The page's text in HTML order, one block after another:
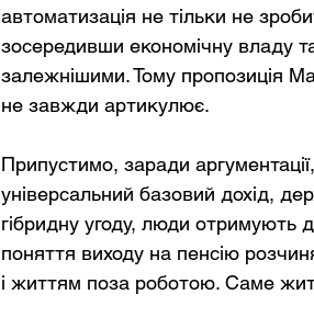
автоматизація не тільки не
зосередивши економічну владу
залежнішими. Тому пропозиція
не завжди артикулює.
Припустимо, заради
універсальний базовий дохід,
гібридну угоду, люди отримують
поняття виходу на пенсію
і життям поза роботою. Саме